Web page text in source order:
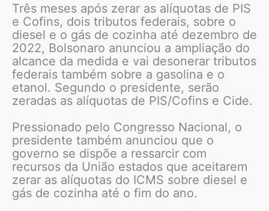
Três meses após zerar as alíquotas de PIS
e Cofins, dois tributos federais, sobre o
diesel e o gás de cozinha até dezembro de
2022, Bolsonaro anunciou a ampliação do
alcance da medida e vai desonerar tributos
federais também sobre a gasolina e o
etanol. Segundo o presidente, serão
zeradas as alíquotas de PIS/Cofins e Cide.
Pressionado pelo Congresso Nacional, o
presidente também anunciou que o
governo se dispõe a ressarcir com
recursos da União estados que aceitarem
zerar as alíquotas do ICMS sobre diesel e
gás de cozinha até o fim do ano.